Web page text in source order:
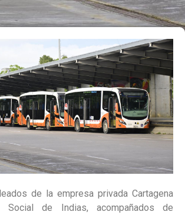
de la empresa privada Cartagena
Social de Indias, acompañados de